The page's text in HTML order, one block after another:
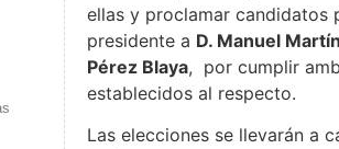
ellas y proclamar candidatos
presidente a D. Manuel
Pérez Blaya, por cumplir
establecidos al respecto.
Las elecciones se llevarán a